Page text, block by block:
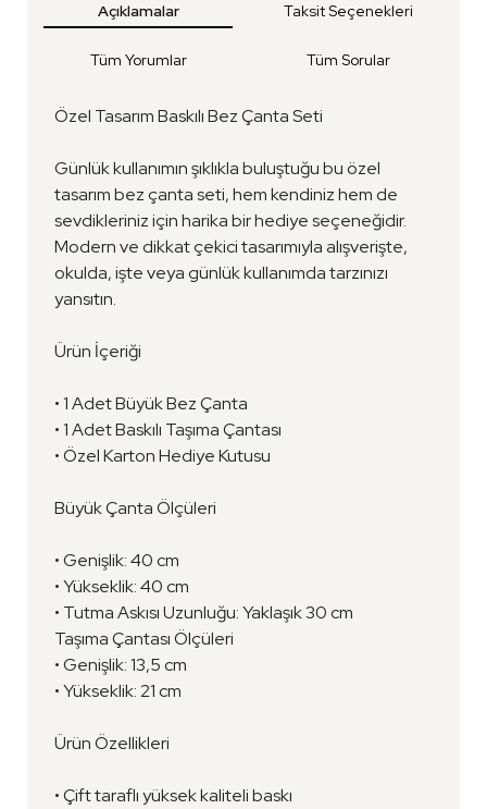
Açıklamalar Taksit Seçenekleri
Tüm Yorumlar Tüm Sorular
Özel Tasarım Baskılı Bez Çanta Seti
Günlük kullanımın şıklıkla buluştuğu bu özel
tasarım bez çanta seti, hem kendiniz hem de
sevdikleriniz için harika bir hediye seçeneğidir.
Modern ve dikkat çekici tasarımıyla alışverişte,
okulda, işte veya günlük kullanımda tarzınızı
yansıtın.
Ürün İçeriği
• 1 Adet Büyük Bez Çanta
• 1 Adet Baskılı Taşıma Çantası
• Özel Karton Hediye Kutusu
Büyük Çanta Ölçüleri
• Genişlik: 40 cm
• Yükseklik: 40 cm
• Tutma Askısı Uzunluğu: Yaklaşık 30 cm
Taşıma Çantası Ölçüleri
• Genişlik: 13,5 cm
• Yükseklik: 21 cm
Ürün Özellikleri
• Çift taraflı yüksek kaliteli baskı